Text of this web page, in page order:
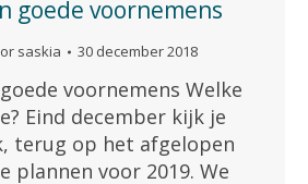
goede voornemens
saskia 30 december 2018
voornemens Welke
Eind december kijk je
terug op het afgelopen
plannen voor 2019. We